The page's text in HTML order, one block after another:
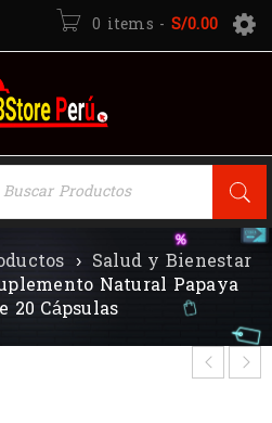
0 items - S/0.00
› Salud y Bienestar
Natural Papaya
20 Cápsulas